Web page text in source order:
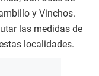
y Vinchos.
las medidas de
localidades.